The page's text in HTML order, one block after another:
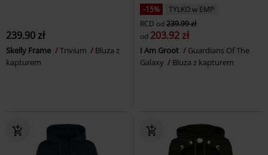
239.90 zł
Skelly Frame Trivium
Bluza z
kapturem
-15%
TYLKO w EMP
RCD od 239.99 zł
od 203.92 zł
I Am Groot
Guardians Of The
Galaxy
Bluza z kapturem